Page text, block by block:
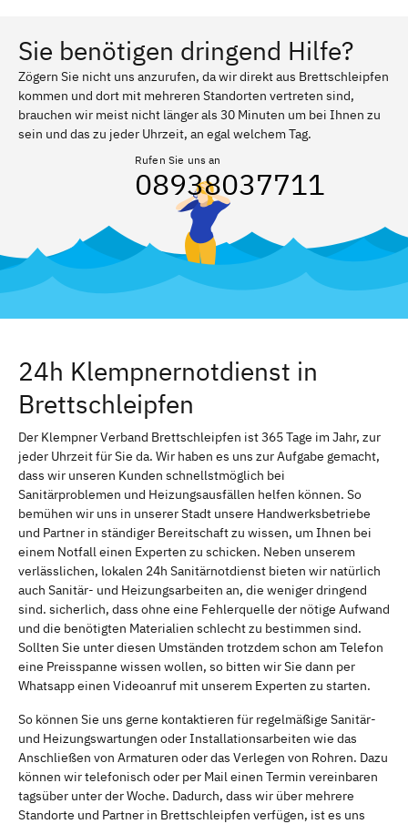
Sie benötigen dringend Hilfe?
Zögern Sie nicht uns anzurufen, da wir direkt aus Brettschleipfen
kommen und dort mit mehreren Standorten vertreten sind,
brauchen wir meist nicht länger als 30 Minuten um bei Ihnen zu
sein und das zu jeder Uhrzeit, an egal welchem Tag.
Rufen Sie uns an
08938037711
24h Klempnernotdienst in
Brettschleipfen
Der Klempner Verband Brettschleipfen ist 365 Tage im Jahr, zur
jeder Uhrzeit für Sie da. Wir haben es uns zur Aufgabe gemacht,
dass wir unseren Kunden schnellstmöglich bei
Sanitärproblemen und Heizungsausfällen helfen können. So
bemühen wir uns in unserer Stadt unsere Handwerksbetriebe
und Partner in ständiger Bereitschaft zu wissen, um Ihnen bei
einem Notfall einen Experten zu schicken. Neben unserem
verlässlichen, lokalen 24h Sanitärnotdienst bieten wir natürlich
auch Sanitär- und Heizungsarbeiten an, die weniger dringend
sind. sicherlich, dass ohne eine Fehlerquelle der nötige Aufwand
und die benötigten Materialien schlecht zu bestimmen sind.
Sollten Sie unter diesen Umständen trotzdem schon am Telefon
eine Preisspanne wissen wollen, so bitten wir Sie dann per
Whatsapp einen Videoanruf mit unserem Experten zu starten.
So können Sie uns gerne kontaktieren für regelmäßige Sanitär-
und Heizungswartungen oder Installationsarbeiten wie das
Anschließen von Armaturen oder das Verlegen von Rohren. Dazu
können wir telefonisch oder per Mail einen Termin vereinbaren
tagsüber unter der Woche. Dadurch, dass wir über mehrere
Standorte und Partner in Brettschleipfen verfügen, ist es uns